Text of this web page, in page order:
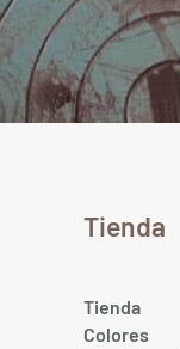
Tienda
Tienda
Colores